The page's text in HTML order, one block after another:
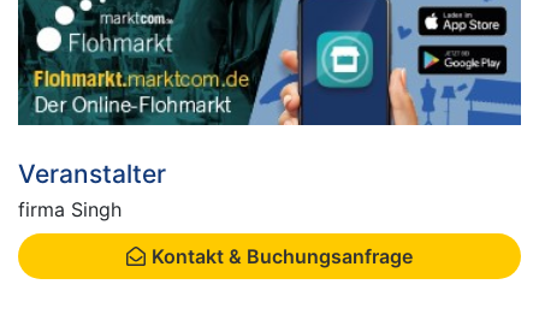
Veranstalter
firma Singh
Kontakt & Buchungsanfrage